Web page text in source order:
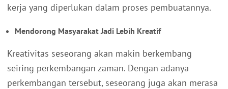
kerja yang diperlukan dalam proses pembuatannya.
Mendorong Masyarakat Jadi Lebih Kreatif
Kreativitas seseorang akan makin berkembang
seiring perkembangan zaman. Dengan adanya
perkembangan tersebut, seseorang juga akan merasa